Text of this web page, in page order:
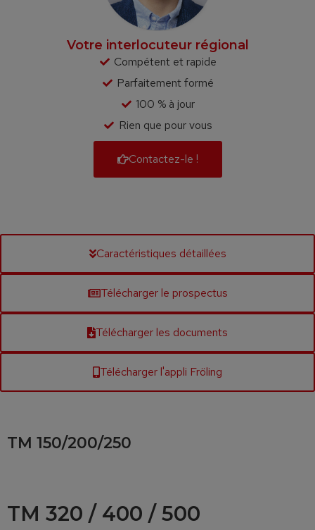
Votre interlocuteur régional
Compétent et rapide
Parfaitement formé
100 % à jour
Rien que pour vous
Contactez-le !
Caractéristiques détaillées
Télécharger le prospectus
Télécharger les documents
Télécharger l'appli Fröling
TM 150/200/250
TM 320 / 400 / 500